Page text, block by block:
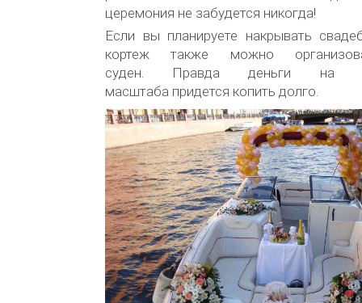
церемония не забудется никогда!
Если вы планируете накрывать
кортеж также можно
суден. Правда деньги на
масштаба придется копить долго.